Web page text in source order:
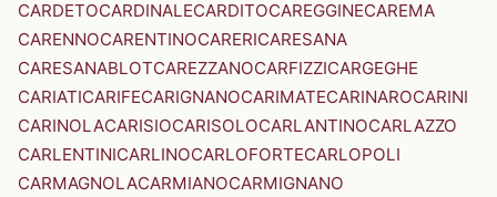
CARDETOCARDINALECARDITOCAREGGINECAREMA
CARENNOCARENTINOCARERICARESANA
CARESANABLOTCAREZZANOCARFIZZICARGEGHE
CARIATICARIFECARIGNANOCARIMATECARINAROCARINI
CARINOLACARISIOCARISOLOCARLANTINOCARLAZZO
CARLENTINICARLINOCARLOFORTECARLOPOLI
CARMAGNOLACARMIANOCARMIGNANO